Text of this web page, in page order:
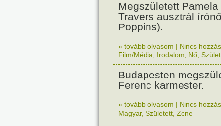
Megszületett Pamela
Travers ausztrál
Poppins).
» tovább olvasom | Nincs
Film/Média
Irodalom Nő
Budapesten
Ferenc karmester.
» tovább olvasom | Nincs
Magyar, Született Zene